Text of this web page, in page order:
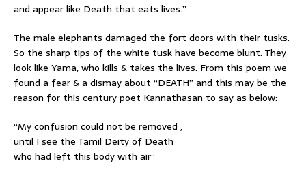
and appear like Death that eats lives.”
The male elephants damaged the fort doors with their tusks.
So the sharp tips of the white tusk have become blunt. They
look like Yama, who kills & takes the lives. From this poem we
found a fear & a dismay about “DEATH” and this may be the
reason for this century poet Kannathasan to say as below:
“My confusion could not be removed ,
until I see the Tamil Deity of Death
who had left this body with air”